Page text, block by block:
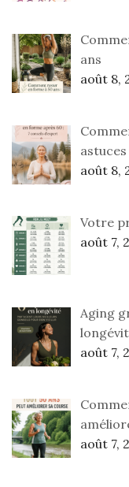
ans
août 8,
août 8,
Votre
août 7,
Aging
août 7,
août 7,